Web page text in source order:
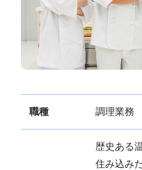
職種 調理業務
歴史ある
住み込み